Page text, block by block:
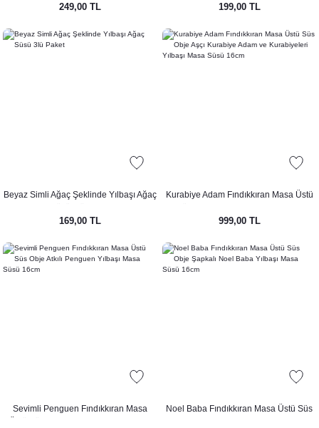
Süsü 3lü Paket
249,00 TL
Geyik Yılbaşı Ağaç Süsü 2li Paket
199,00 TL
Beyaz Simli Ağaç Şeklinde Yılbaşı Ağaç
169,00 TL
Kurabiye Adam Fındıkkıran Masa Üstü
Kurabiyeleri Yılbaşı Masa Süsü 16cm
999,00 TL
Sevimli Penguen Fındıkkıran Masa
Noel Baba Fındıkkıran Masa Üstü Süs